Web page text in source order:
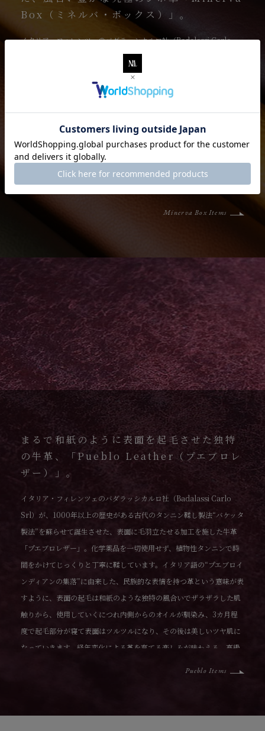
Box（ミネルバ・ボックス）」。
イタリア・フィレンツェのバダラッシカルロ社（Badalassi Carlo
Srl）が、1000年以上の歴史を有する古代のタンニン鞣し製法である
バケッタ製法を蘇らせて生まれた「ミネルバ・ボックス」。牛脂を含
んだオイルを革の内部にまで浸透させて、留まるまでゆっくりと丁寧
革です。また、素材自体から発するオイルで、ケアしながらエイジン
グもできます。ワイルドな風合いでありながら、肌触りが良くてハリ
があり、銀面の透明感と温かみを兼ね備えています。さらに、シュリ
Minerva Box Items
まるで和紙のように表面を起毛させた独特
の牛革、「Pueblo Leather（プエブロレ
ザー）」。
イタリア・フィレンツェのバダラッシカルロ社（Badalassi Carlo
Srl）が、1000年以上の歴史がある古代のタンニン鞣し製法“バケッタ
製法”を蘇らせて誕生させた、表面に毛羽立たせる加工を施した牛革
「プエブロレザー」。化学薬品を一切使用せず、植物性タンニンで時
間をかけてじっくりと丁寧に鞣しています。イタリア語の“プエブロイ
ンディアンの集落”に由来した、民族的な表情を持つ革という意味が表
すように、表面の起毛は和紙のような独特の風合いでザラザラした肌
触りから、使用していくにつれ内側からのオイルが馴染み、3カ月程
度で起毛部分が寝て表面はツルツルになり、その後は美しいツヤ肌に
なっていきます。経年変化による革を育てる楽しみが味わえる、高級
Pueblo Items